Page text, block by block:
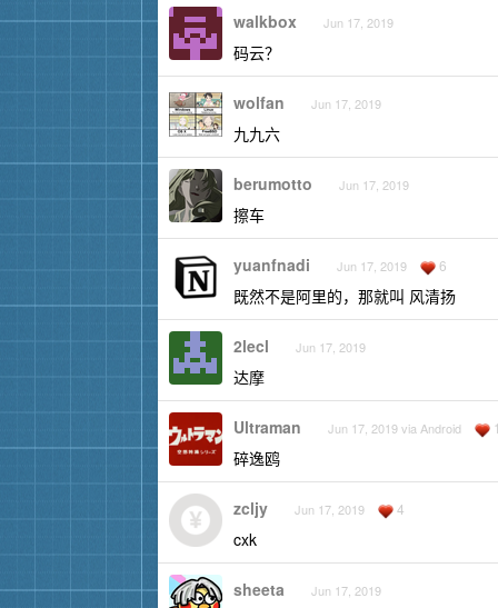
walkbox Jun 17, 2019
码云？
wolfan Jun 17, 2019
九九六
berumotto Jun 17, 2019
擦车
yuanfnadi Jun 17, 2019 6
既然不是阿里的，那就叫 风清扬
2lecl Jun 17, 2019
达摩
Ultraman Jun 17, 2019 via Android 1
碎逸鸥
zcljy Jun 17, 2019 4
cxk
sheeta Jun 17, 2019